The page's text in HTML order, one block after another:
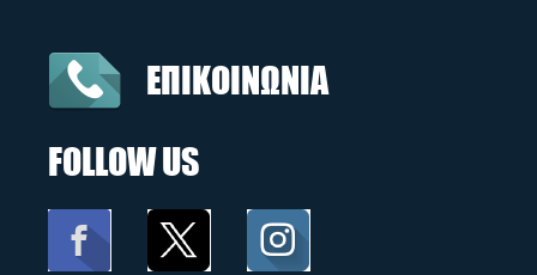
ΕΠΙΚΟΙΝΩΝΙΑ
FOLLOW US